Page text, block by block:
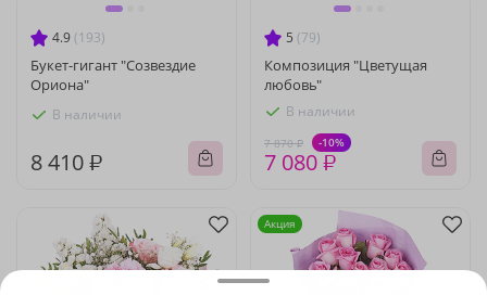
4.9 (193)
Букет-гигант "Созвездие
Ориона"
В наличии
8 410 ₽
5 (79)
Композиция "Цветущая
любовь"
В наличии
7 870 ₽ -10%
7 080 ₽
Акция